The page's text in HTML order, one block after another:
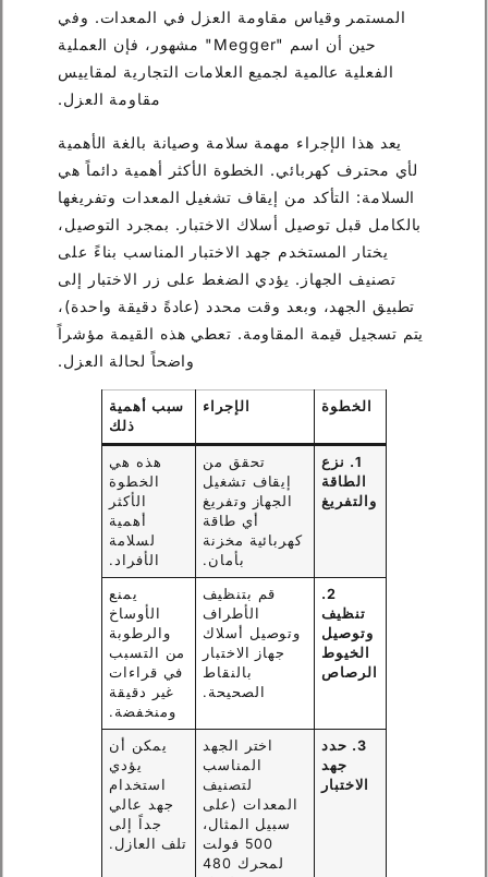
المستمر وقياس مقاومة العزل في المعدات. وفي
حين أن اسم "Megger" مشهور، فإن العملية
الفعلية عالمية لجميع العلامات التجارية لمقاييس
مقاومة العزل.
يعد هذا الإجراء مهمة سلامة وصيانة بالغة الأهمية
لأي محترف كهربائي. الخطوة الأكثر أهمية دائماً هي
السلامة: التأكد من إيقاف تشغيل المعدات وتفريغها
بالكامل قبل توصيل أسلاك الاختبار. بمجرد التوصيل،
يختار المستخدم جهد الاختبار المناسب بناءً على
تصنيف الجهاز. يؤدي الضغط على زر الاختبار إلى
تطبيق الجهد، وبعد وقت محدد (عادةً دقيقة واحدة)،
يتم تسجيل قيمة المقاومة. تعطي هذه القيمة مؤشراً
واضحاً لحالة العزل.
الخطوة الإجراء
سبب أهمية
ذلك
1. نزع
الطاقة
والتفريغ
تحقق من
إيقاف تشغيل
الجهاز وتفريغ
أي طاقة
كهربائية مخزنة
بأمان.
هذه هي
الخطوة
الأكثر
أهمية
لسلامة
الأفراد.
2.
تنظيف
وتوصيل
الخيوط
الرصاص
قم بتنظيف
الأطراف
وتوصيل أسلاك
جهاز الاختبار
بالنقاط
الصحيحة.
يمنع
الأوساخ
والرطوبة
من التسبب
في قراءات
غير دقيقة
ومنخفضة.
3. حدد
جهد
الاختبار
اختر الجهد
المناسب
لتصنيف
المعدات (على
سبيل المثال،
500 فولت
لمحرك 480
يمكن أن
يؤدي
استخدام
جهد عالي
جداً إلى
تلف العازل.